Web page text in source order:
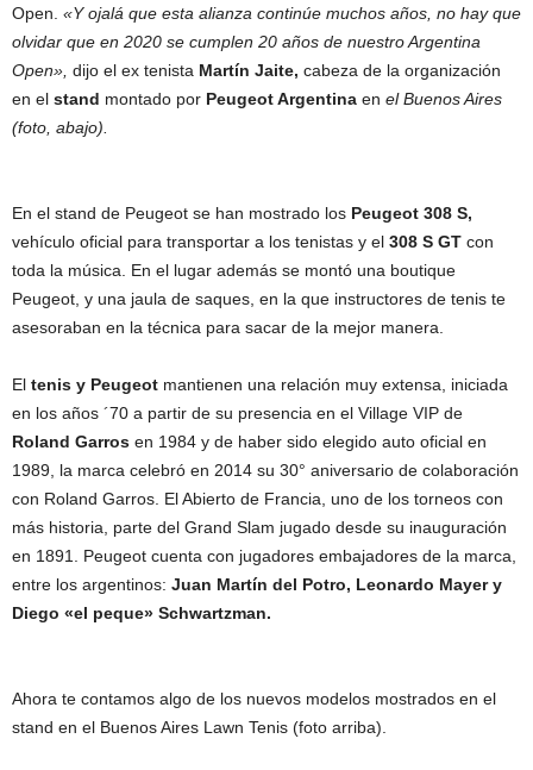
Open. «Y ojalá que esta alianza continúe muchos años, no hay que
olvidar que en 2020 se cumplen 20 años de nuestro Argentina
Open», dijo el ex tenista Martín Jaite, cabeza de la organización
en el stand montado por Peugeot Argentina en el Buenos Aires
(foto, abajo).
En el stand de Peugeot se han mostrado los Peugeot 308 S,
vehículo oficial para transportar a los tenistas y el 308 S GT con
toda la música. En el lugar además se montó una boutique
Peugeot, y una jaula de saques, en la que instructores de tenis te
asesoraban en la técnica para sacar de la mejor manera.
El tenis y Peugeot mantienen una relación muy extensa, iniciada
en los años ´70 a partir de su presencia en el Village VIP de
Roland Garros en 1984 y de haber sido elegido auto oficial en
1989, la marca celebró en 2014 su 30° aniversario de colaboración
con Roland Garros. El Abierto de Francia, uno de los torneos con
más historia, parte del Grand Slam jugado desde su inauguración
en 1891. Peugeot cuenta con jugadores embajadores de la marca,
entre los argentinos: Juan Martín del Potro, Leonardo Mayer y
Diego «el peque» Schwartzman.
Ahora te contamos algo de los nuevos modelos mostrados en el
stand en el Buenos Aires Lawn Tenis (foto arriba).